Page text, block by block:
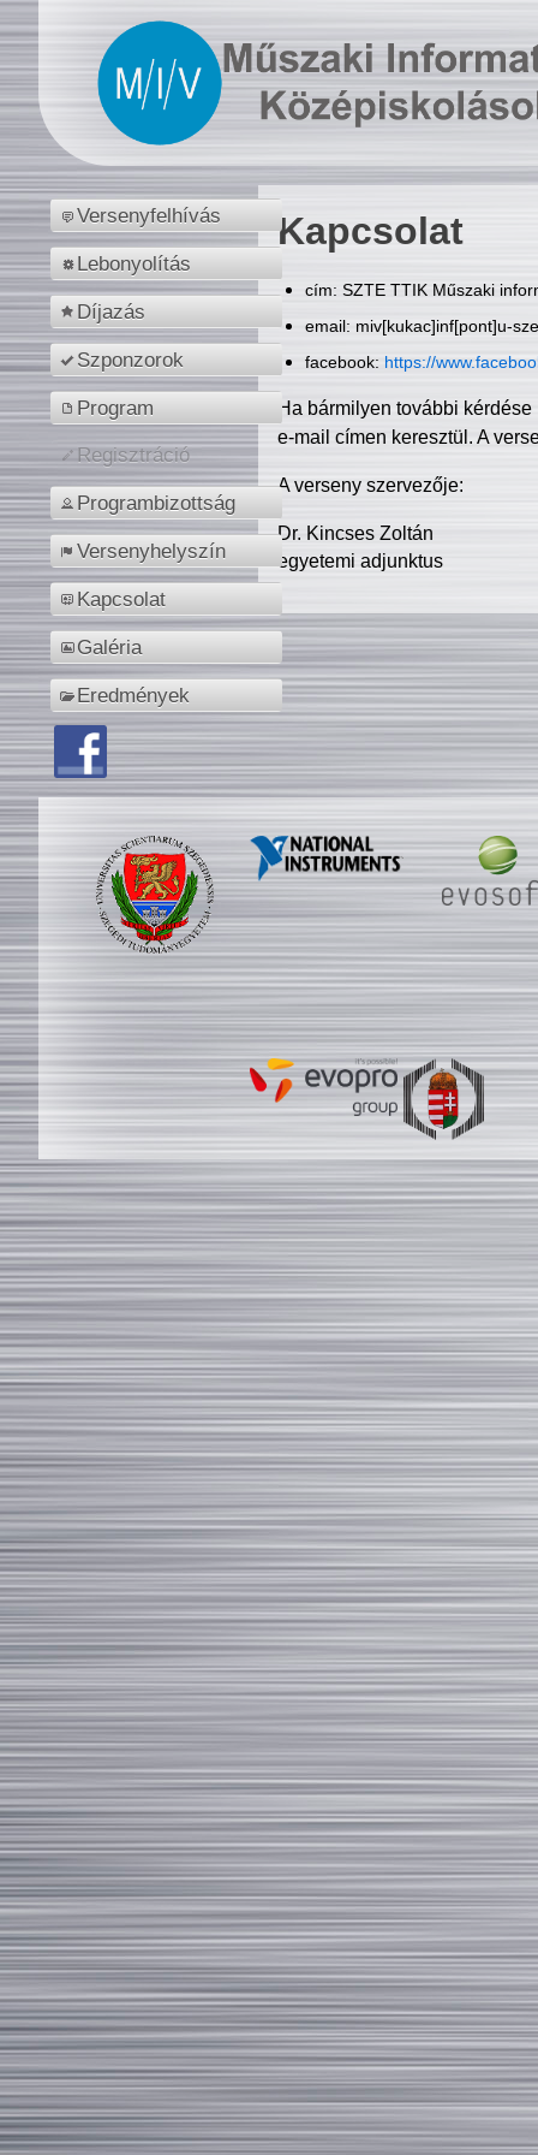
Versenyfelhívás
Lebonyolítás
Díjazás
Szponzorok
Program
Regisztráció
Programbizottság
Versenyhelyszín
Kapcsolat
Galéria
Eredmények
Kapcsolat
cím: SZTE TTIK Műszaki
email: miv[kukac]inf[pont]u-
facebook: https://
Ha bármilyen további
e-mail címen keresztül. A
A verseny szervezője:
Dr. Kincses Zoltán
egyetemi adjunktus